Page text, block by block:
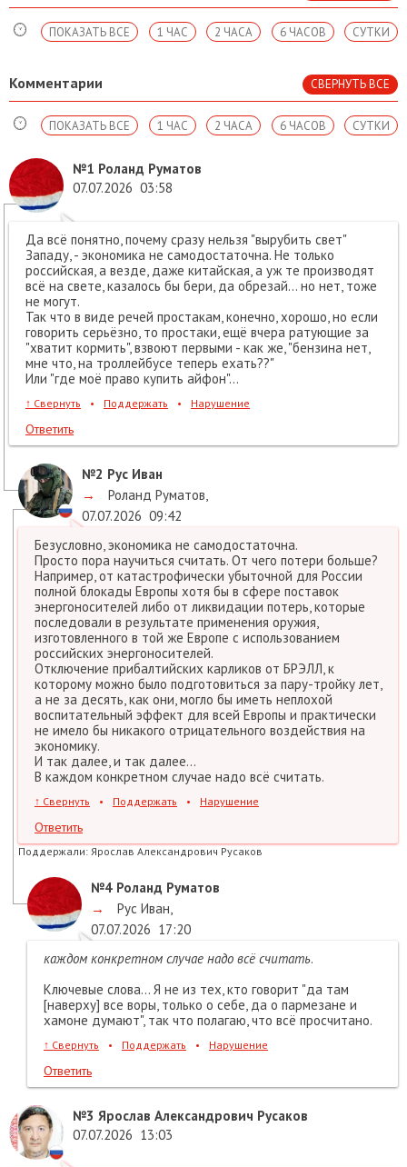
СУТКИ
6 ЧАСОВ
2 ЧАСА
1 ЧАС
ПОКАЗАТЬ ВСЕ
Комментарии СВЕРНУТЬ ВСЕ
СУТКИ
6 ЧАСОВ
2 ЧАСА
1 ЧАС
ПОКАЗАТЬ ВСЕ
№1 Роланд Руматов
07.07.2026 03:58
Да всё понятно, почему сразу нельзя "вырубить свет"
Западу, - экономика не самодостаточна. Не только
российская, а везде, даже китайская, а уж те производят
всё на свете, казалось бы бери, да обрезай... но нет, тоже
не могут.
Так что в виде речей простакам, конечно, хорошо, но если
говорить серьёзно, то простаки, ещё вчера ратующие за
"хватит кормить", взвоют первыми - как же, "бензина нет,
мне что, на троллейбусе теперь ехать??"
Или "где моё право купить айфон"...
↑ Свернуть • Поддержать • Нарушение
Ответить
№2 Рус Иван
→
Роланд Руматов,
07.07.2026 09:42
Безусловно, экономика не самодостаточна.
Просто пора научиться считать. От чего потери больше?
Например, от катастрофически убыточной для России
полной блокады Европы хотя бы в сфере поставок
энергоносителей либо от ликвидации потерь, которые
последовали в результате применения оружия,
изготовленного в той же Европе с использованием
российских энергоносителей.
Отключение прибалтийских карликов от БРЭЛЛ, к
которому можно было подготовиться за пару-тройку лет,
а не за десять, как они, могло бы иметь неплохой
воспитательный эффект для всей Европы и практически
не имело бы никакого отрицательного воздействия на
экономику.
И так далее, и так далее...
В каждом конкретном случае надо всё считать.
↑ Свернуть • Поддержать • Нарушение
Ответить
Поддержали: Ярослав Александрович Русаков
№4 Роланд Руматов
→
Рус Иван,
07.07.2026 17:20
каждом конкретном случае надо всё считать.
Ключевые слова... Я не из тех, кто говорит "да там
[наверху] все воры, только о себе, да о пармезане и
хамоне думают", так что полагаю, что всё просчитано.
↑ Свернуть • Поддержать • Нарушение
Ответить
№3 Ярослав Александрович Русаков
07.07.2026 13:03